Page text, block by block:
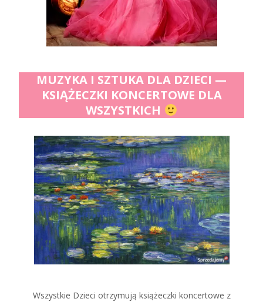
MUZYKA I SZTUKA DLA DZIECI —
KSIĄŻECZKI KONCERTOWE DLA
WSZYSTKICH
Wszystkie Dzieci otrzymują książeczki koncertowe z